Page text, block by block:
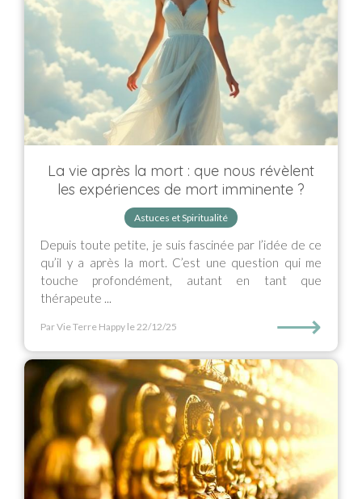
La vie après la mort : que nous révèlent
les expériences de mort imminente ?
Astuces et Spiritualité
Depuis toute petite, je suis fascinée par l’idée de ce
qu’il y a après la mort. C’est une question qui me
touche profondément, autant en tant que
thérapeute ...
Par Vie Terre Happy le 22/12/25 ⟶